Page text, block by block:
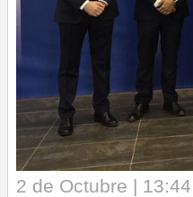
2 de Octubre |